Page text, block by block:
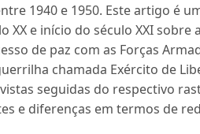
1940 e 1950. Este artigo é
XX e início do século XXI
de paz com as Forças
chamada Exército de
seguidas do respectivo
e diferenças em termos de